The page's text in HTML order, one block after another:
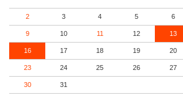
2 3 4 5 6
9 10 11 12 13
16 17 18 19 20
23 24 25 26 27
30 31